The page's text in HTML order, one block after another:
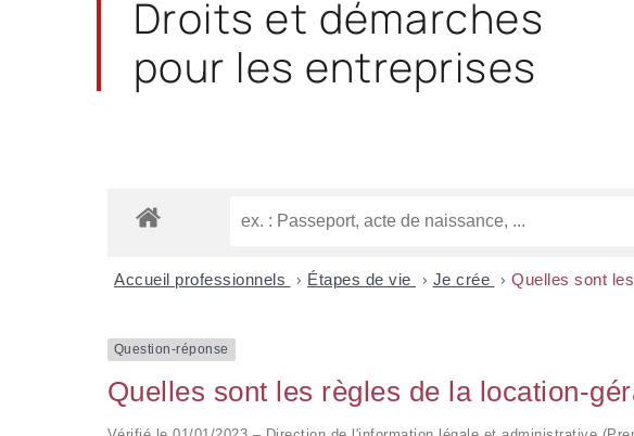
Droits et démarches
pour les entreprises
Accueil professionnels > Étapes de vie > Je crée > Quelles sont
Question-réponse
Quelles sont les règles de la location-